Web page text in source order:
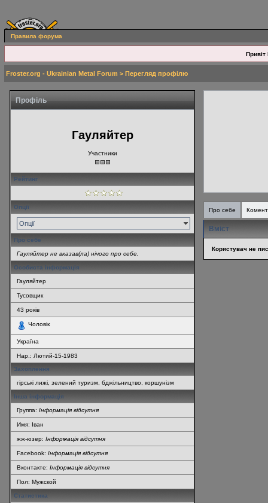
Правила форума
Привіт
Froster.org - Ukrainian Metal Forum > Перегляд профілю
Профіль
Гауляйтер
Участники
Рейтинг
Опції
Опції
Про себе
Гауляйтер не вказав(ла) нічого про себе.
Особиста інформація
Гауляйтер
Тусовщик
43 років
Чоловік
Україна
Нар.: Лютий-15-1983
Захоплення
гірські лижі, зелений туризм, бджільництво, коршунізм
Інша інформація
Группа: Інформація відсутня
Имя: Іван
жж-юзер: Інформація відсутня
Facebook: Інформація відсутня
Вконтакте: Інформація відсутня
Пол: Мужской
Статистика
Про себе
Вміст
Користувач не